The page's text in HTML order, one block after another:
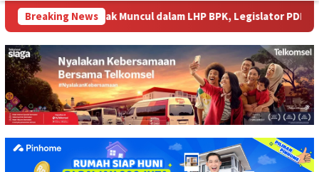
Breaking News
Miliar tak Muncul dalam LHP BPK, Legislator PDI